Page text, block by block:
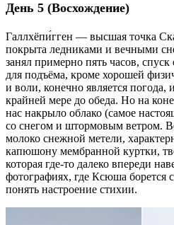
День 5 (Восхождение)
Галлхёпи́гген — высшая точка
покрыта ледниками и вечными
занял примерно пять часов,
для подъёма, кроме хорошей
и воли, конечно является погода,
крайней мере до обеда. Но на
нас накрыло облако (самое
со снегом и штормовым ветром.
молоко снежной метели,
капюшону мембранной куртки,
которая где-то далеко впереди
фотографиях, где Ксюша борется
понять настроение стихии.